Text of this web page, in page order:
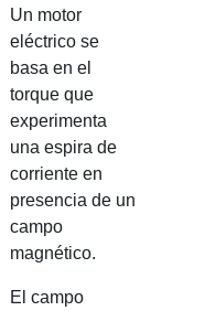
Un motor
eléctrico se
basa en el
torque que
experimenta
una espira de
corriente en
presencia de un
campo
magnético.
El campo